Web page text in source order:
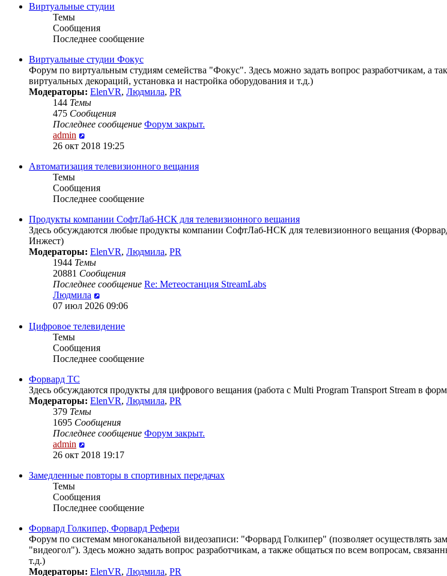
сообщению
Виртуальные студии
Темы
Сообщения
Последнее сообщение
Виртуальные студии Фокус
Форум по виртуальным студиям семейства "Фокус". Здесь можно задать вопрос разработчикам, а
виртуальных декораций, установка и настройка оборудования и т.д.)
Модераторы: ElenVR, Людмила, PR
144 Темы
475 Сообщения
Последнее сообщение Форум закрыт.
admin
к
сообщению
26 окт 2018 19:25
Автоматизация телевизионного вещания
Темы
Сообщения
Последнее сообщение
Продукты компании СофтЛаб-НСК для телевизионного вещания
Здесь обсуждаются любые продукты компании СофтЛаб-НСК для телевизионного вещания
Инжест)
Модераторы: ElenVR, Людмила, PR
1944 Темы
20881 Сообщения
Последнее сообщение Re: Метеостанция StreamLabs
Людмила
к
сообщению
07 июл 2026 09:06
Цифровое телевидение
Темы
Сообщения
Последнее сообщение
Форвард ТС
Здесь обсуждаются продукты для цифрового вещания (работа с Multi Program Transport Stream в
Модераторы: ElenVR, Людмила, PR
379 Темы
1695 Сообщения
Последнее сообщение Форум закрыт.
admin
к
сообщению
26 окт 2018 19:17
Замедленные повторы в спортивных передачах
Темы
Сообщения
Последнее сообщение
Форвард Голкипер, Форвард Рефери
Форум по системам многоканальной видеозаписи: "Форвард Голкипер" (позволяет осуществлять
"видеогол"). Здесь можно задать вопрос разработчикам, а также общаться по всем вопросам,
т.д.)
Модераторы: ElenVR, Людмила, PR